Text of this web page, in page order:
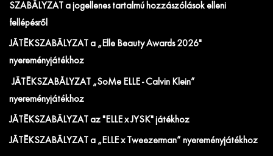
SZABÁLYZAT a jogellenes tartalmú hozzászólások elleni
fellépésről
JÁTÉKSZABÁLYZAT a „Elle Beauty Awards 2026"
nyereményjátékhoz
JÁTÉKSZABÁLYZAT „SoMe ELLE - Calvin Klein”
nyereményjátékhoz
JÁTÉKSZABÁLYZAT az "ELLE x JYSK" játékhoz
JÁTÉKSZABÁLYZAT a „ELLE x Tweezerman” nyereményjátékhoz